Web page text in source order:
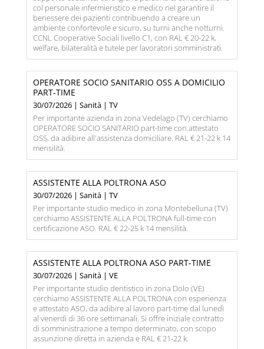
col personale infermieristico e medico nel garantire il
benessere dei pazienti contribuendo a creare un
ambiente confortevole e sicuro, su turni anche notturni.
CCNL Cooperative Sociali livello C1, con RAL € 20-22 k,
welfare, bilateralità e tutele per lavoratori somministrati.
OPERATORE SOCIO SANITARIO OSS A DOMICILIO
PART-TIME
30/07/2026 | Sanità | TV
Per importante azienda in zona Vedelago (TV) cerchiamo
OPERATORE SOCIO SANITARIO part-time con attestato
OSS, da adibire all'assistenza domiciliare. RAL € 21-22 k 14
mensilità.
ASSISTENTE ALLA POLTRONA ASO
30/07/2026 | Sanità | TV
Per importante studio medico in zona Montebelluna (TV)
cerchiamo ASSISTENTE ALLA POLTRONA full-time con
certificazione ASO. RAL € 22-25 k 14 mensilità.
ASSISTENTE ALLA POLTRONA ASO PART-TIME
30/07/2026 | Sanità | VE
Per importante studio dentistico in zona Dolo (VE)
cerchiamo ASSISTENTE ALLA POLTRONA con esperienza
e attestato ASO, da adibire al lavoro part-time dal lunedì
al venerdì di 36 ore settimanali. Si offre iniziale contratto
di somministrazione a tempo determinato, con scopo
assunzione diretta in azienda e RAL € 21-22 k.